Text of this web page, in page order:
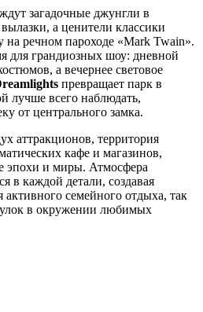
загадочные джунгли в
а ценители классики
на речном пароходе «Mark Twain».
для грандиозных шоу: дневной
а вечернее световое
превращает парк в
лучше всего наблюдать,
от центрального замка.
аттракционов, территория
кафе и магазинов,
эпохи и миры. Атмосфера
в каждой детали, создавая
активного семейного отдыха, так
в окружении любимых